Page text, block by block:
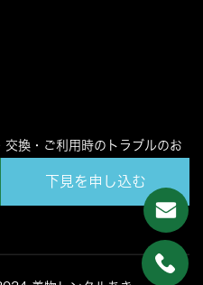
下見を申し込む
交換・ご利用時のトラブルのお